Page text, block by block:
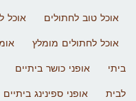
אוכל טוב לחתולים
אוכל
אוכל לחתולים מומלץ
ביתי
אופני כושר ביתיים
לבית
אופני ספינינג ביתיים